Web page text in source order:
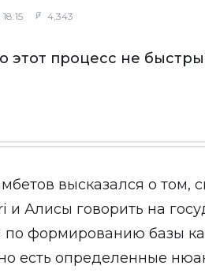
4,343
этот процесс не
высказался о том,
Алисы говорить на
по формированию базы
есть определенные